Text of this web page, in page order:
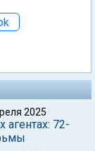
2025
72-